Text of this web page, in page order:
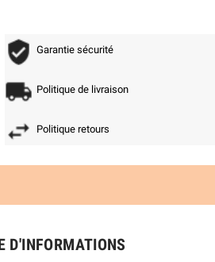
Garantie sécurité
Politique de livraison
Politique retours
D'INFORMATIONS